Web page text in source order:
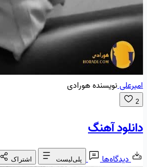
امیرعلینویسنده هورادی
2
دانلود آهنگ
دیدگاه‌ها پلی‌لیست اشتراک